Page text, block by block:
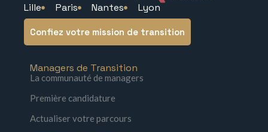
Lille Paris Nantes Lyon
Confiez votre mission de transition
Managers de Transition
La communauté de managers
Première candidature
Actualiser votre parcours